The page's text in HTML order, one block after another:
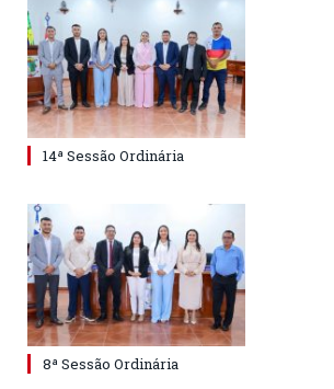
14ª Sessão Ordinária
8ª Sessão Ordinária